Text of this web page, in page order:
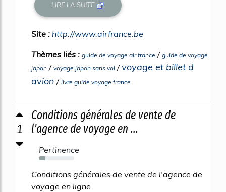
LIRE LA SUITE
Site : http://www.airfrance.be
Thèmes liés : guide de voyage air france / guide de voyage
japon / voyage japon sans vol /voyage et billet d
avion / livre guide voyage france
1
Conditions générales de vente de
l'agence de voyage en ...
Pertinence
17%
Conditions générales de vente de l'agence de
voyage en ligne